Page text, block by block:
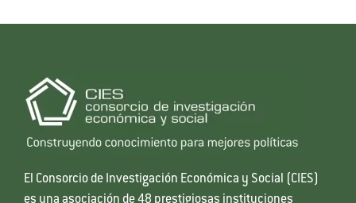
El Consorcio de Investigación Económica y Social (CIES)
es una asociación de 48 prestigiosas instituciones